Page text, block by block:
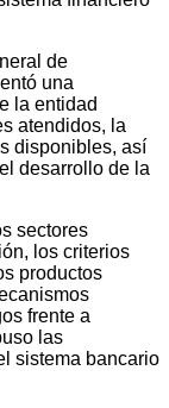
de
una
la entidad
atendidos, la
disponibles, así
desarrollo de la
sectores
los criterios
productos
frente a
las
sistema bancario